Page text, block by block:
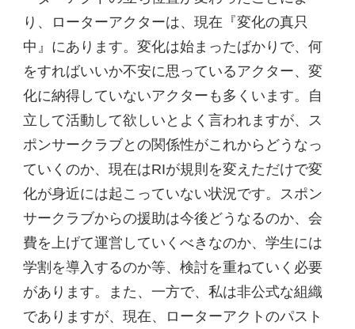
り、ローターアクターは、現在『変化の真只
中』にあります。変化は始まったばかりで、何
をすればいいか不安に思っているアクター、変
化に納得していないアクターも多くいます。自
立して活動して欲しいとよく言われますが、ス
ポンサークラブとの関係性がこれからどうなっ
ていくのか、現在はRIが規則を変えただけで変
化が身近には起こっていない状況です。スポン
サークラブからの援助は今後どうなるのか、会
費を上げて運営していくべきなのか、学生には
学割を導入するのか等、検討を重ねていく必要
があります。また、一方で、私は非公式な組織
でありますが、現在、ローターアクトのパスト